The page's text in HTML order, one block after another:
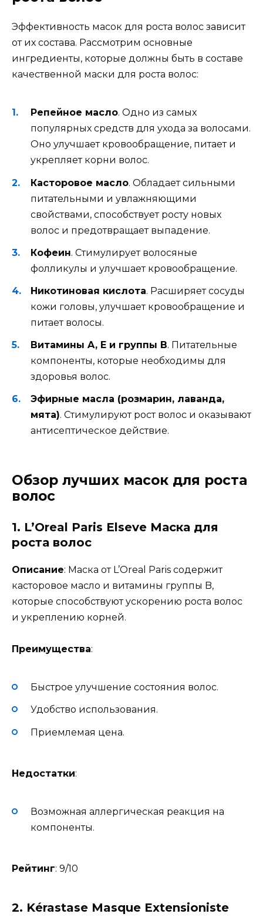
Эффективность масок для роста волос зависит
от их состава. Рассмотрим основные
ингредиенты, которые должны быть в составе
качественной маски для роста волос:
Репейное масло. Одно из самых
популярных средств для ухода за волосами.
Оно улучшает кровообращение, питает и
укрепляет корни волос.
Касторовое масло. Обладает сильными
питательными и увлажняющими
свойствами, способствует росту новых
волос и предотвращает выпадение.
Кофеин. Стимулирует волосяные
фолликулы и улучшает кровообращение.
Никотиновая кислота. Расширяет сосуды
кожи головы, улучшает кровообращение и
питает волосы.
Витамины A, E и группы B. Питательные
компоненты, которые необходимы для
здоровья волос.
Эфирные масла (розмарин, лаванда,
мята). Стимулируют рост волос и оказывают
антисептическое действие.
Обзор лучших масок для роста
волос
1. L’Oreal Paris Elseve Маска для
роста волос
Описание: Маска от L’Oreal Paris содержит
касторовое масло и витамины группы B,
которые способствуют ускорению роста волос
и укреплению корней.
Преимущества:
Быстрое улучшение состояния волос.
Удобство использования.
Приемлемая цена.
Недостатки:
Возможная аллергическая реакция на
компоненты.
Рейтинг: 9/10
2. Kérastase Masque Extensioniste